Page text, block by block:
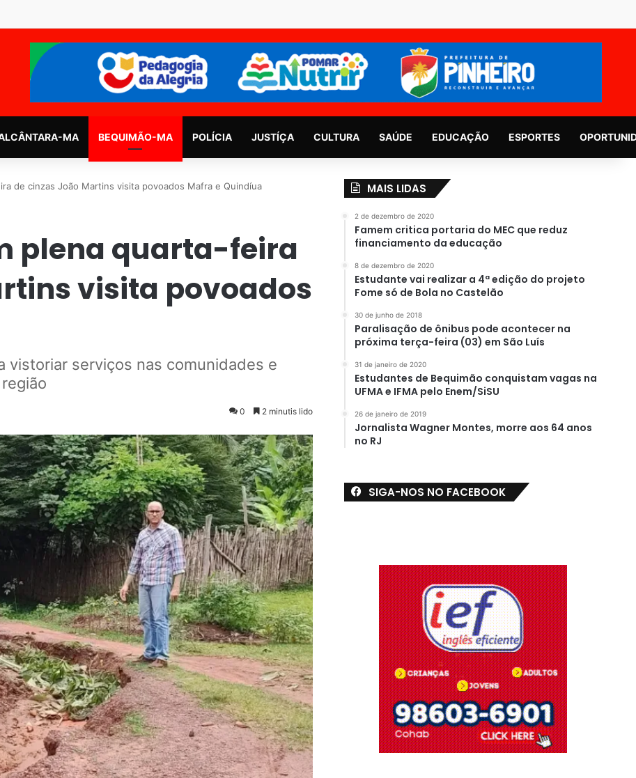
MA BEQUIMÃO-MA POLÍCIA JUSTÍÇA CULTURA SAÚDE EDUCAÇÃO ESPORTES
de cinzas João Martins visita povoados Mafra e Quindíua
plena quarta-feira
visita povoados
vistoriar serviços nas comunidades e
0 2 minutis lido
MAIS LIDAS
2 de dezembro de 2020
Famem critica portaria do MEC que reduz
financiamento da educação
8 de dezembro de 2020
Estudante vai realizar a 4ª edição do projeto
Fome só de Bola no Castelão
30 de junho de 2018
Paralisação de ônibus pode acontecer na
próxima terça-feira (03) em São Luís
31 de janeiro de 2020
Estudantes de Bequimão conquistam vagas na
UFMA e IFMA pelo Enem/SiSU
26 de janeiro de 2019
Jornalista Wagner Montes, morre aos 64 anos
no RJ
SIGA-NOS NO FACEBOOK